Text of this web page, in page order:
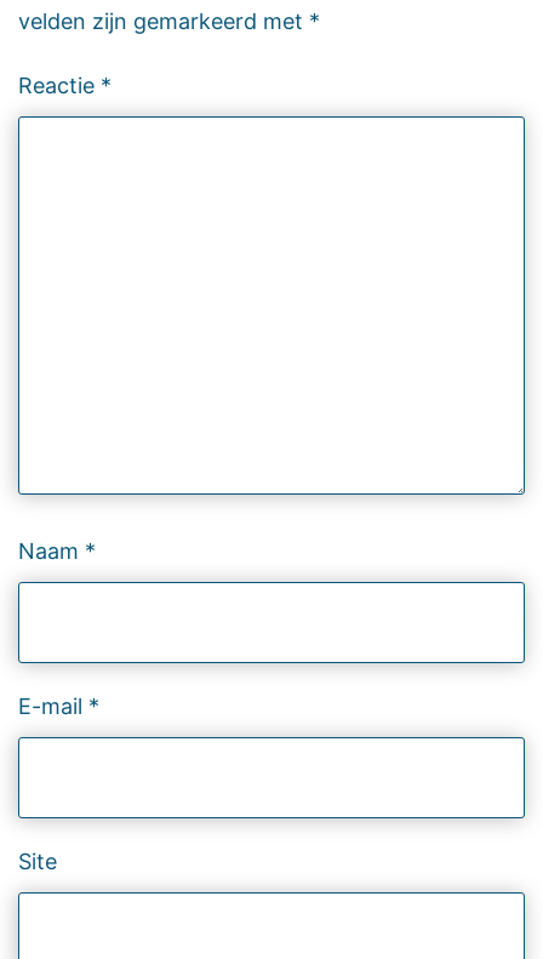
velden zijn gemarkeerd met *
Reactie *
Naam *
E-mail *
Site